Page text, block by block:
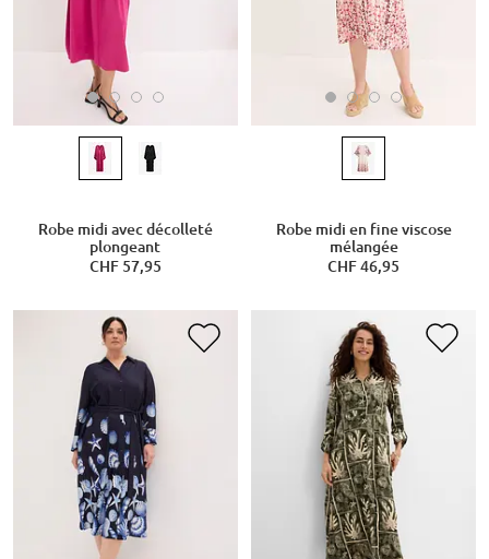
Robe midi avec décolleté
plongeant
CHF 57,95
Robe midi en fine viscose
mélangée
CHF 46,95